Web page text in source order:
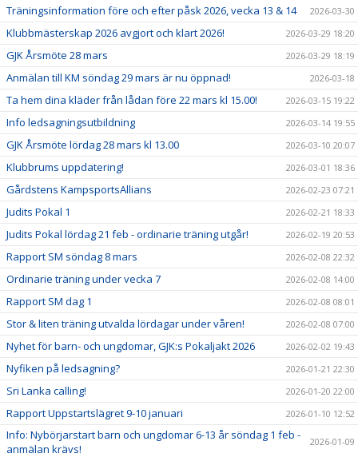
Träningsinformation före och efter påsk 2026, vecka 13 & 14 2026-03-30
Klubbmästerskap 2026 avgjort och klart 2026! 2026-03-29 18:20
GJK Årsmöte 28 mars 2026-03-29 18:19
Anmälan till KM söndag 29 mars är nu öppnad! 2026-03-18
Ta hem dina kläder från lådan före 22 mars kl 15.00! 2026-03-15 19:22
Info ledsagningsutbildning 2026-03-14 19:55
GJK Årsmöte lördag 28 mars kl 13.00 2026-03-10 20:07
Klubbrums uppdatering! 2026-03-01 18:36
Gårdstens KampsportsAllians 2026-02-23 07:21
Judits Pokal 1 2026-02-21 18:33
Judits Pokal lördag 21 feb - ordinarie träning utgår! 2026-02-19 20:53
Rapport SM söndag 8 mars 2026-02-08 22:32
Ordinarie träning under vecka 7 2026-02-08 14:00
Rapport SM dag 1 2026-02-08 08:01
Stor & liten träning utvalda lördagar under våren! 2026-02-08 07:00
Nyhet för barn- och ungdomar, GJK:s Pokaljakt 2026 2026-02-02 19:43
Nyfiken på ledsagning? 2026-01-21 22:30
Sri Lanka calling! 2026-01-20 22:00
Rapport Uppstartslägret 9-10 januari 2026-01-10 12:52
Info: Nybörjarstart barn och ungdomar 6-13 år söndag 1 feb -
anmälan krävs!
2026-01-09